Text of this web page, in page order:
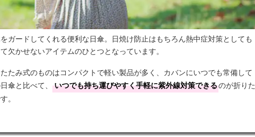
ガードしてくれる便利な日傘。日焼け防止はもちろん熱中症対策としても
欠かせないアイテムのひとつとなっています。
たみ式のものはコンパクトで軽い製品が多く、カバンにいつでも常備して
傘と比べて、
いつでも持ち運びやすく手軽に紫外線対策できるのが折りた
。